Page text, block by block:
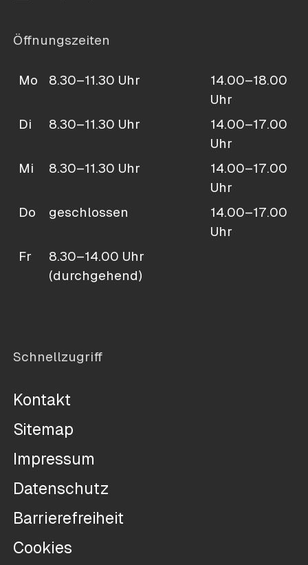
Öffnungszeiten
Mo 8.30–11.30 Uhr
14.00–18.00
Uhr
Di
8.30–11.30 Uhr
14.00–17.00
Uhr
Mi
8.30–11.30 Uhr
14.00–17.00
Uhr
Do
geschlossen
14.00–17.00
Uhr
Fr
8.30–14.00 Uhr
(durchgehend)
Schnellzugriff
Kontakt
Sitemap
Impressum
Datenschutz
Barrierefreiheit
Cookies